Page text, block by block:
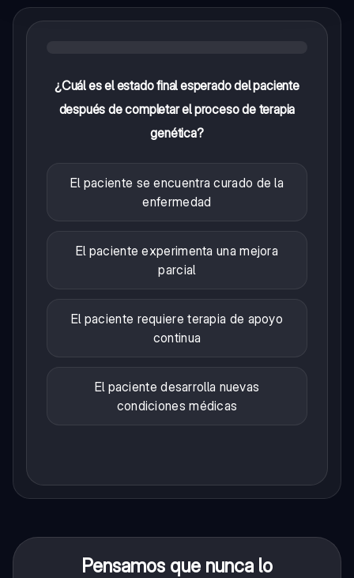
¿Cuál es el estado final esperado del paciente
después de completar el proceso de terapia
genética?
El paciente se encuentra curado de la
enfermedad
El paciente experimenta una mejora
parcial
El paciente requiere terapia de apoyo
continua
El paciente desarrolla nuevas
condiciones médicas
Pensamos que nunca lo